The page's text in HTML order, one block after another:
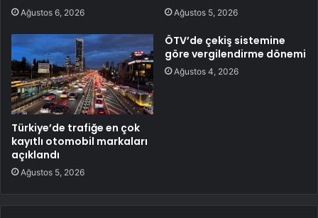
Ağustos 6, 2026 Ağustos 5, 2026
Türkiye’de trafiğe en çok
kayıtlı otomobil markaları
açıklandı
Ağustos 5, 2026
ÖTV’de çekiş sistemine
göre vergilendirme dönemi
Ağustos 4, 2026